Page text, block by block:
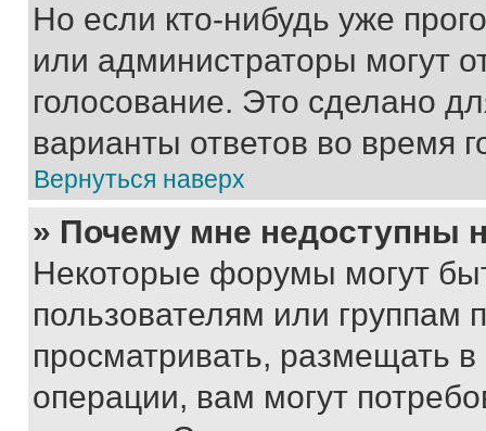
Но если кто-нибудь уже
или администраторы могут
голосование. Это сделано
варианты ответов во время
Вернуться наверх
» Почему мне недоступны
Некоторые форумы могут
пользователям или группам
просматривать, размещать
операции, вам могут